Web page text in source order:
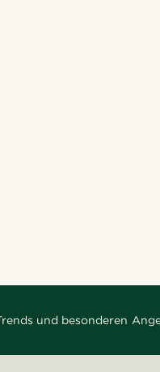
und besonderen